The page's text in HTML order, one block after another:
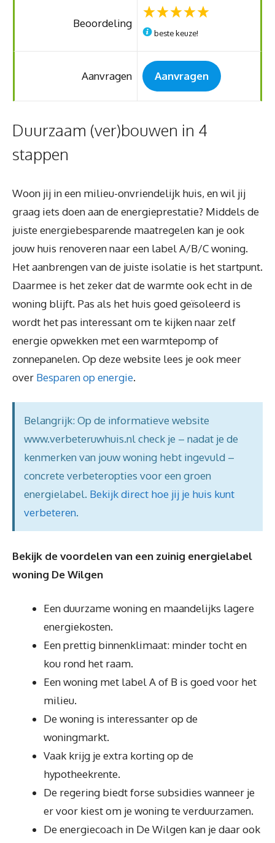
Beoordeling
beste keuze!
Aanvragen Aanvragen
Duurzaam (ver)bouwen in 4
stappen
Woon jij in een milieu-onvriendelijk huis, en wil jij
graag iets doen aan de energieprestatie? Middels de
juiste energiebesparende maatregelen kan je ook
jouw huis renoveren naar een label A/B/C woning.
Het aanbrengen van de juiste isolatie is het startpunt.
Daarmee is het zeker dat de warmte ook echt in de
woning blijft. Pas als het huis goed geïsoleerd is
wordt het pas interessant om te kijken naar zelf
energie opwekken met een warmtepomp of
zonnepanelen. Op deze website lees je ook meer
over Besparen op energie.
Belangrijk: Op de informatieve website
www.verbeteruwhuis.nl check je – nadat je de
kenmerken van jouw woning hebt ingevuld –
concrete verbeteropties voor een groen
energielabel. Bekijk direct hoe jij je huis kunt
verbeteren.
Bekijk de voordelen van een zuinig energielabel
woning De Wilgen
Een duurzame woning en maandelijks lagere
energiekosten.
Een prettig binnenklimaat: minder tocht en
kou rond het raam.
Een woning met label A of B is goed voor het
milieu.
De woning is interessanter op de
woningmarkt.
Vaak krijg je extra korting op de
hypotheekrente.
De regering biedt forse subsidies wanneer je
er voor kiest om je woning te verduurzamen.
De energiecoach in De Wilgen kan je daar ook